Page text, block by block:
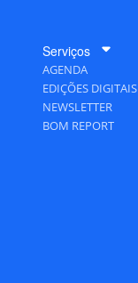
Serviços
AGENDA
EDIÇÕES DIGITAIS
NEWSLETTER
BOM REPORT